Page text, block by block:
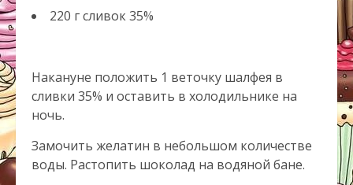
220 г сливок 35%
Накануне положить 1 веточку шалфея в
сливки 35% и оставить в холодильнике на
ночь.
Замочить желатин в небольшом количестве
воды. Растопить шоколад на водяной бане.